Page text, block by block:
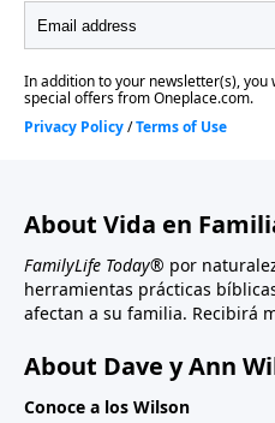
About Vida en
FamilyLife Today® por
herramientas prácticas
afectan a su familia. Recibirá
About Dave y Ann
Conoce a los Wilson